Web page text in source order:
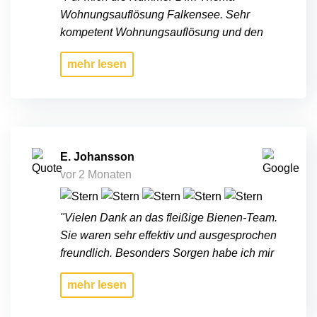
Wohnungsauflösung Falkensee. Sehr
kompetent Wohnungsauflösung und den
ganzen Messi Keller auch wesch , faire
Preise im Havelland Danke an alle Frank
mehr lesen
E. Johansson
vor 2 Monaten
"Vielen Dank an das fleißige Bienen-Team.
Sie waren sehr effektiv und ausgesprochen
freundlich. Besonders Sorgen habe ich mir
um die Spiegel meiner Oma gemacht, die
mir sehr viel bedeuten. Das Team hat meine
mehr lesen